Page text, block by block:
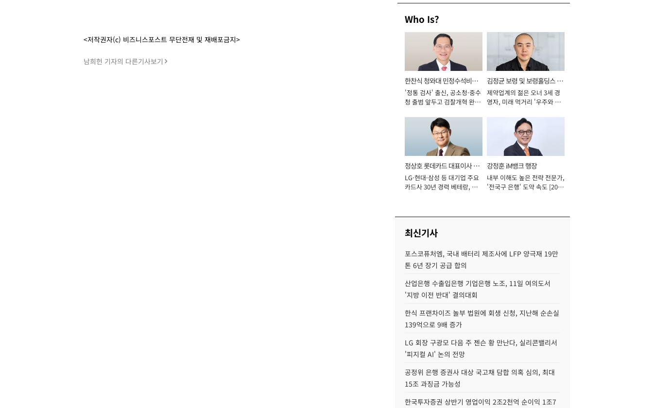
<저작권자(c) 비즈니스포스트 무단전재 및 재배포금지>
남희헌 기자의 다른기사보기
Who Is?
한찬식 청와대 민정수석비서
관
'정통 검사' 출신, 공소청·중수
청 출범 앞두고 검찰개혁 완수
김정균 보령 및 보령홀딩스 대
표이사 사장
제약업계의 젊은 오너 3세 경
영자, 미래 먹거리 '우주와 헬
정상호 롯데카드 대표이사 사
장
LG·현대·삼성 등 대기업 주요
카드사 30년 경력 베테랑, 신
강정훈 iM뱅크 행장
내부 이해도 높은 전략 전문가,
'전국구 은행' 도약 속도 [2026
최신기사
포스코퓨처엠, 국내 배터리 제조사에 LFP 양극재 19만
톤 6년 장기 공급 합의
산업은행 수출입은행 기업은행 노조, 11일 여의도서
'지방 이전 반대' 결의대회
한식 프랜차이즈 놀부 법원에 회생 신청, 지난해 순손실
139억으로 9배 증가
LG 회장 구광모 다음 주 젠슨 황 만난다, 실리콘밸리서
'피지컬 AI' 논의 전망
공정위 은행 증권사 대상 국고채 담합 의혹 심의, 최대
15조 과징금 가능성
한국투자증권 상반기 영업이익 2조2천억 순이익 1조7